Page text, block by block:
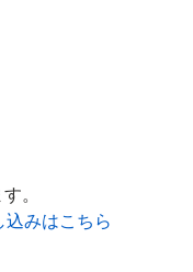
。
みはこちら